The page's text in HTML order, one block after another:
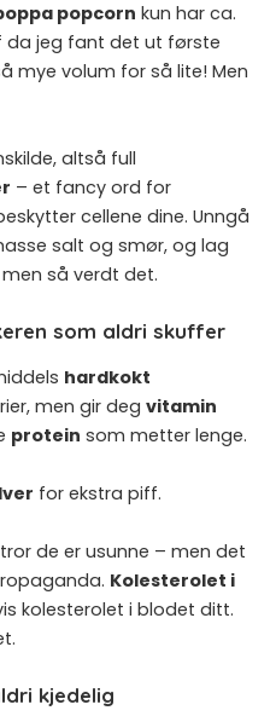
popcorn kun har ca.
da jeg fant det ut første
mye volum for så lite! Men
altså full
– et fancy ord for
cellene dine. Unngå
salt og smør, og lag
så verdt det.
som aldri skuffer
hardkokt
men gir deg vitamin
protein som metter lenge.
for ekstra piff.
de er usunne – men det
Kolesterolet i
kolesterolet i blodet ditt.
kjedelig